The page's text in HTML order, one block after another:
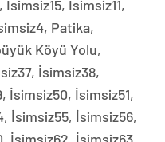
İsimsiz11,
Patika,
Köyü Yolu,
İsimsiz38,
İsimsiz50, İsimsiz51,
İsimsiz55, İsimsiz56,